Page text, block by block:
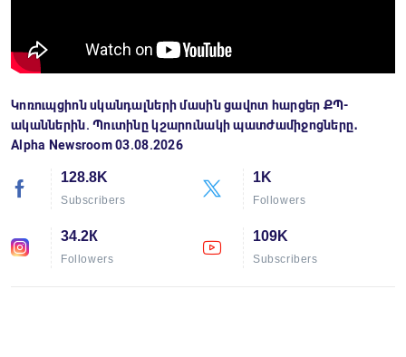
Կոռուպցիոն սկանդալների մասին ցավոտ հարցեր ՔՊ-
ականներին. Պուտինը կշարունակի պատժամիջոցները․
Alpha Newsroom 03.08.2026
128.8K
Subscribers
1K
Followers
34.2К
Followers
109K
Subscribers